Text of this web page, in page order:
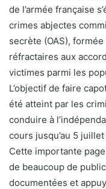
de l’armée française
crimes abjectes
secrète (OAS),
réfractaires aux
victimes parmi les
L’objectif de faire
été atteint par les
conduire à
cours jusqu’au 5 juillet
Cette importante page
de beaucoup de
documentées et